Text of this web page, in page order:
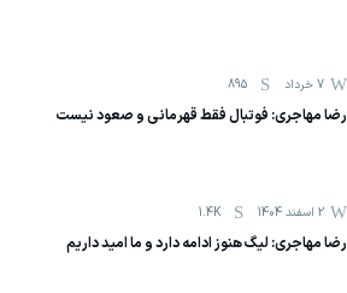
7 خرداد 895
رضا مهاجری: فوتبال فقط قهرمانی و صعود نیست
2 اسفند 1404 1.4K
رضا مهاجری: لیگ هنوز ادامه دارد و ما امید داریم